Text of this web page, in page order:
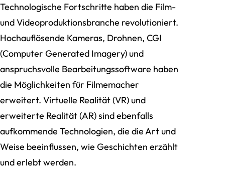
Technologische Fortschritte haben die Film-
und Videoproduktionsbranche revolutioniert.
Hochauflösende Kameras, Drohnen, CGI
(Computer Generated Imagery) und
anspruchsvolle Bearbeitungssoftware haben
die Möglichkeiten für Filmemacher
erweitert. Virtuelle Realität (VR) und
erweiterte Realität (AR) sind ebenfalls
aufkommende Technologien, die die Art und
Weise beeinflussen, wie Geschichten erzählt
und erlebt werden.